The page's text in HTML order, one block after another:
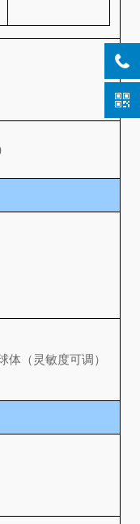
体（灵敏度可调）